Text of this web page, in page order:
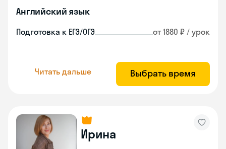
Английский язык
Подготовка к ЕГЭ/ОГЭ от 1880 ₽ / урок
Читать дальше Выбрать время
Ирина